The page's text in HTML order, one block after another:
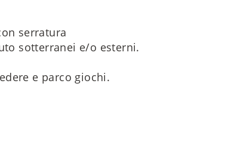
serratura
sotterranei e/o esterni.
e parco giochi.